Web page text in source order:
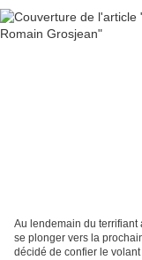
Au lendemain du terrifiant
se plonger vers la
décidé de confier le